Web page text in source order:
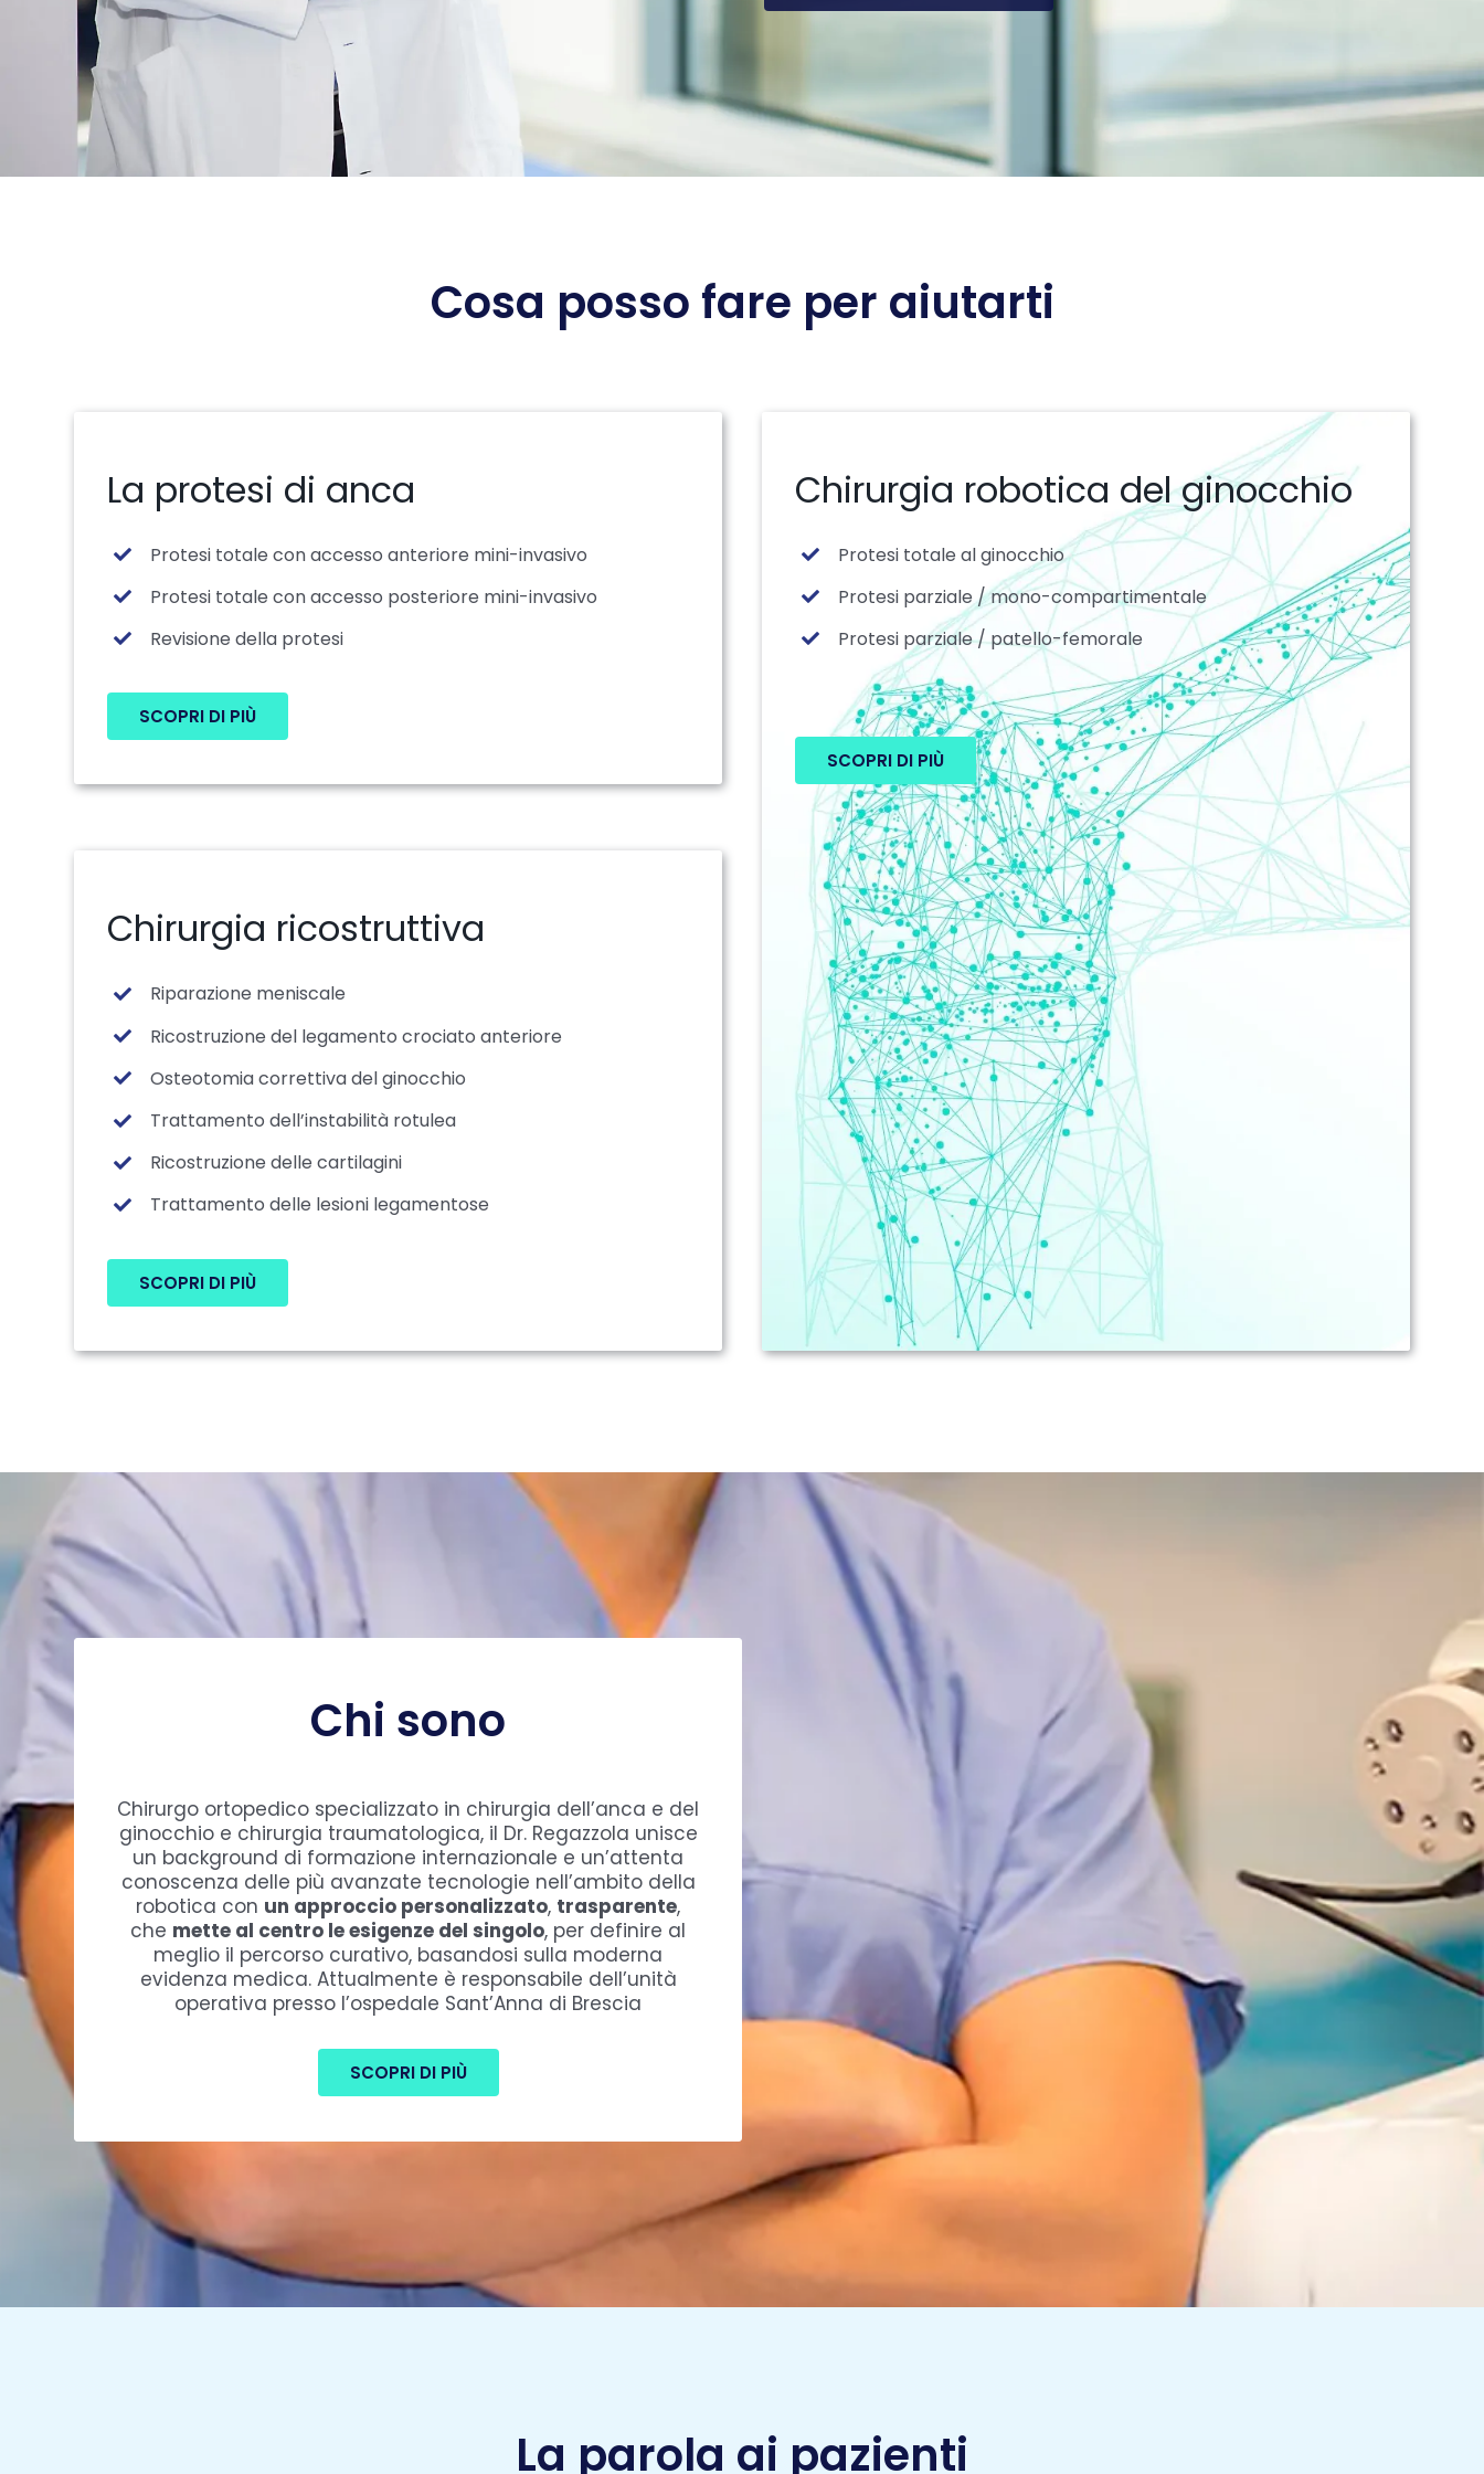
Cosa posso fare per aiutarti
La protesi di anca
Protesi totale con accesso anteriore mini-invasivo
Protesi totale con accesso posteriore mini-invasivo
Revisione della protesi
SCOPRI DI PIÙ
Chirurgia ricostruttiva
Riparazione meniscale
Ricostruzione del legamento crociato anteriore
Osteotomia correttiva del ginocchio
Trattamento dell’instabilità rotulea
Ricostruzione delle cartilagini
Trattamento delle lesioni legamentose
SCOPRI DI PIÙ
Chirurgia robotica del ginocchio
Protesi totale al ginocchio
Protesi parziale / mono-compartimentale
Protesi parziale / patello-femorale
SCOPRI DI PIÙ
Chi sono
Chirurgo ortopedico specializzato in chirurgia dell’anca e del
ginocchio e chirurgia traumatologica, il Dr. Regazzola unisce
un background di formazione internazionale e un’attenta
conoscenza delle più avanzate tecnologie nell’ambito della
robotica con un approccio personalizzato, trasparente,
che mette al centro le esigenze del singolo, per definire al
meglio il percorso curativo, basandosi sulla moderna
evidenza medica. Attualmente è responsabile dell’unità
operativa presso l’ospedale Sant’Anna di Brescia
SCOPRI DI PIÙ
La parola ai pazienti